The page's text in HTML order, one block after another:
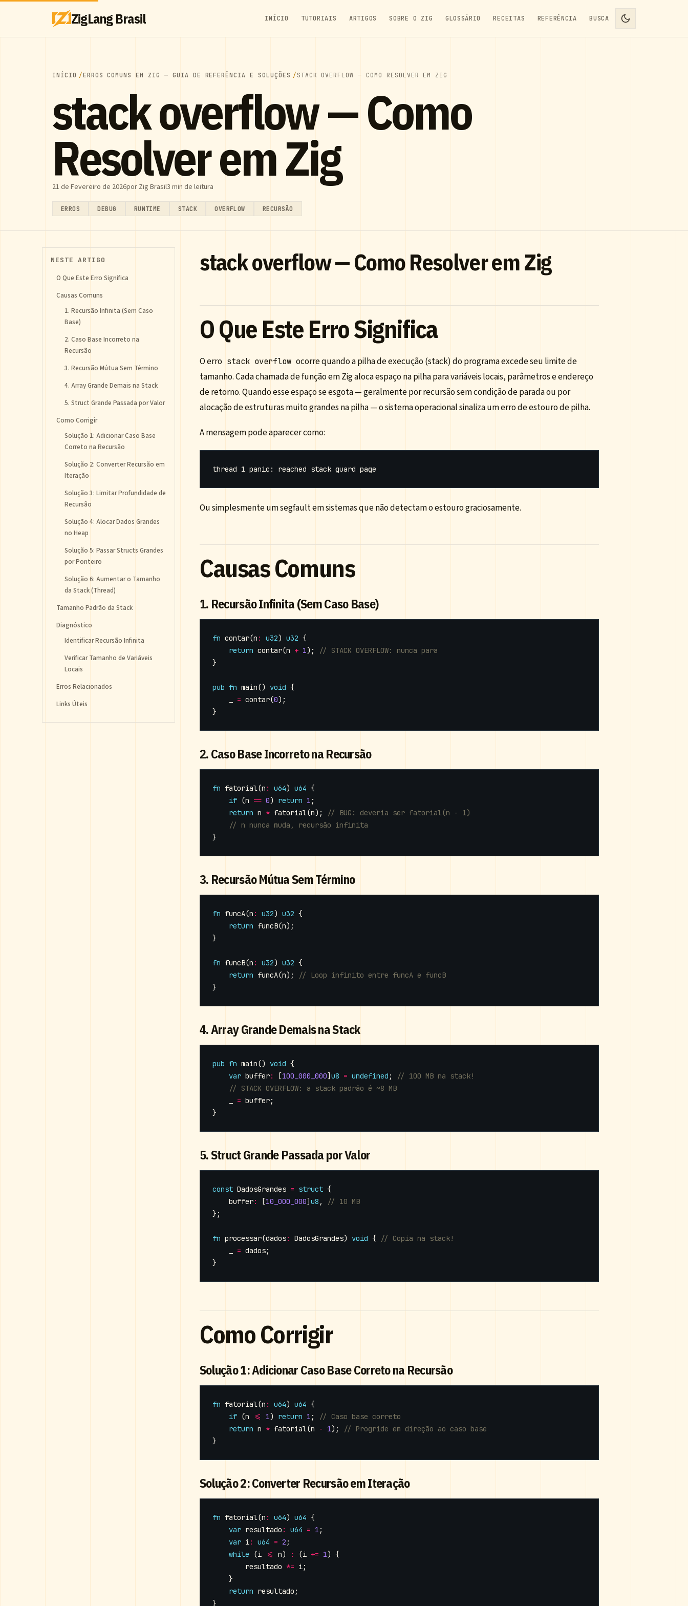
ZigLang Brasil INÍCIO TUTORIAIS ARTIGOS SOBRE O ZIG GLOSSÁRIO RECEITAS REFERÊNCIA BUSCA
INÍCIO ERROS COMUNS EM ZIG — GUIA DE REFERÊNCIA E SOLUÇÕES STACK OVERFLOW — COMO RESOLVER EM ZIG
stack overflow — Como
Resolver em Zig
21 de Fevereiro de 2026por Zig Brasil3 min de leitura
ERROS DEBUG RUNTIME STACK OVERFLOW RECURSÃO
NESTE ARTIGO
O Que Este Erro Significa
Causas Comuns
1. Recursão Infinita (Sem Caso
Base)
2. Caso Base Incorreto na
Recursão
3. Recursão Mútua Sem Término
4. Array Grande Demais na Stack
5. Struct Grande Passada por Valor
Como Corrigir
Solução 1: Adicionar Caso Base
Correto na Recursão
Solução 2: Converter Recursão em
Iteração
Solução 3: Limitar Profundidade de
Recursão
Solução 4: Alocar Dados Grandes
no Heap
Solução 5: Passar Structs Grandes
por Ponteiro
Solução 6: Aumentar o Tamanho
da Stack (Thread)
Tamanho Padrão da Stack
Diagnóstico
Identificar Recursão Infinita
Verificar Tamanho de Variáveis
Locais
Erros Relacionados
Links Úteis
stack overflow — Como Resolver em Zig
O Que Este Erro Significa
O erro stack overflow ocorre quando a pilha de execução (stack) do programa excede seu limite de
tamanho. Cada chamada de função em Zig aloca espaço na pilha para variáveis locais, parâmetros e endereço
de retorno. Quando esse espaço se esgota — geralmente por recursão sem condição de parada ou por
alocação de estruturas muito grandes na pilha — o sistema operacional sinaliza um erro de estouro de pilha.
A mensagem pode aparecer como:
Ou simplesmente um segfault em sistemas que não detectam o estouro graciosamente.
Causas Comuns
1. Recursão Infinita (Sem Caso Base)
fn contar(n : u32) u32 {
return contar(n + 1);
}
pub fn main() void {
= contar(0);
}
2. Caso Base Incorreto na Recursão
fn fatorial(n : u64) u64 {
if (n == 0) return 1 ;
return n * fatorial(n);
}
3. Recursão Mútua Sem Término
fn funcA(n : u32) u32 {
return funcB(n);
}
fn funcB(n : u32) u32 {
return funcA(n);
}
4. Array Grande Demais na Stack
pub fn main() void {
var buffer: [100_000_000] u8 = undefined ;
= buffer;
}
5. Struct Grande Passada por Valor
const DadosGrandes = struct {
buffer: [10_000_000] u8 ,
};
fn processar(dados: DadosGrandes) void {
= dados;
}
Como Corrigir
Solução 1: Adicionar Caso Base Correto na Recursão
fn fatorial(n : u64) u64 {
if (n <= 1) return 1 ;
return n * fatorial(n - 1);
}
Solução 2: Converter Recursão em Iteração
fn fatorial(n : u64) u64 {
var resultado : u64 = 1 ;
var i: u64 = 2 ;
while
(i <= n) : (i += 1) {
resultado *= i;
}
return resultado ;
}